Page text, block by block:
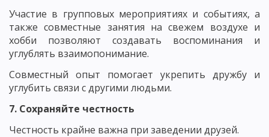
Участие в групповых мероприятиях и событиях, а
также совместные занятия на свежем воздухе и
хобби позволяют создавать воспоминания и
углублять взаимопонимание.
Совместный опыт помогает укрепить дружбу и
углубить связи с другими людьми.
7. Сохраняйте честность
Честность крайне важна при заведении друзей.